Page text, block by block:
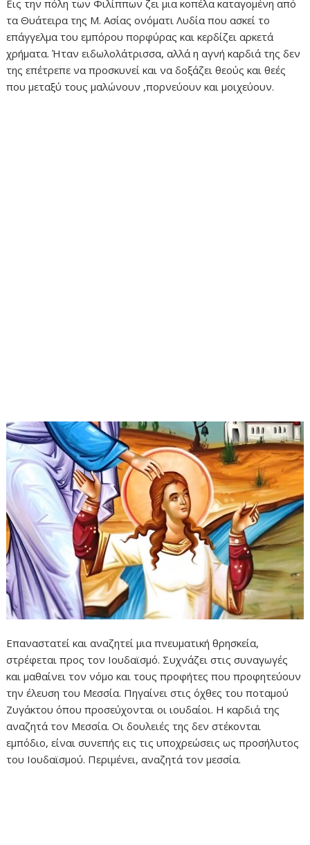
Εις την πόλη των Φιλίππων ζει μια κοπέλα καταγομένη από
τα Θυάτειρα της Μ. Ασίας ονόματι Λυδία που ασκεί το
επάγγελμα του εμπόρου πορφύρας και κερδίζει αρκετά
χρήματα. Ήταν ειδωλολάτρισσα, αλλά η αγνή καρδιά της δεν
της επέτρεπε να προσκυνεί και να δοξάζει θεούς και θεές
που μεταξύ τους μαλώνουν ,πορνεύουν και μοιχεύουν.
Επαναστατεί και αναζητεί μια πνευματική θρησκεία,
στρέφεται προς τον Ιουδαϊσμό. Συχνάζει στις συναγωγές
και μαθαίνει τον νόμο και τους προφήτες που προφητεύουν
την έλευση του Μεσσία. Πηγαίνει στις όχθες του ποταμού
Ζυγάκτου όπου προσεύχονται οι ιουδαίοι. Η καρδιά της
αναζητά τον Μεσσία. Οι δουλειές της δεν στέκονται
εμπόδιο, είναι συνεπής εις τις υποχρεώσεις ως προσήλυτος
του Ιουδαϊσμού. Περιμένει, αναζητά τον μεσσία.